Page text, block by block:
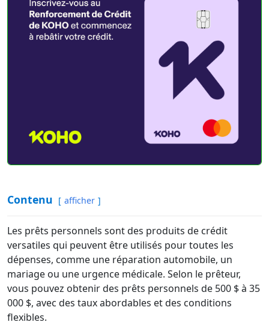
Contenu afficher
Les prêts personnels sont des produits de crédit
versatiles qui peuvent être utilisés pour toutes les
dépenses, comme une réparation automobile, un
mariage ou une urgence médicale. Selon le prêteur,
vous pouvez obtenir des prêts personnels de 500 $ à 35
000 $, avec des taux abordables et des conditions
flexibles.